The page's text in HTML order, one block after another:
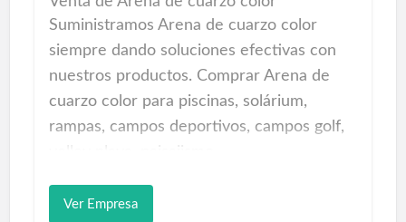
Suministramos Arena de cuarzo color
siempre dando soluciones efectivas con
nuestros productos. Comprar Arena de
cuarzo color para piscinas, solárium,
rampas, campos deportivos, campos golf,
Ideal para construcción Piscinas de Arena
de cuarzo para particulares, hoteles,
Ver Empresa